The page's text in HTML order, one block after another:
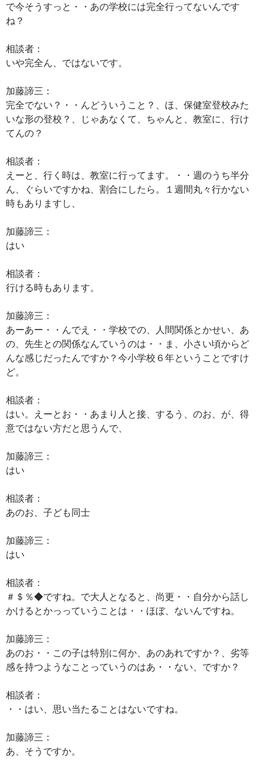
で今そうすっと・・あの学校には完全行ってないんです
ね？
相談者：
いや完全ん、ではないです。
加藤諦三：
完全でない？・・んどういうこと？、ほ、保健室登校みた
いな形の登校？、じゃあなくて、ちゃんと、教室に、行け
てんの？
相談者：
えーと、行く時は、教室に行ってます。・・週のうち半分
ん、ぐらいですかね、割合にしたら。１週間丸々行かない
時もありますし、
加藤諦三：
はい
相談者：
行ける時もあります。
加藤諦三：
あーあー・・んでえ・・学校での、人間関係とかせい、あ
の、先生との関係なんていうのは・・ま、小さい頃からど
んな感じだったんですか？今小学校６年ということですけ
ど。
相談者：
はい。えーとお・・あまり人と接、するう、のお、が、得
意ではない方だと思うんで、
加藤諦三：
はい
相談者：
あのお、子ども同士
加藤諦三：
はい
相談者：
＃＄％◆ですね。で大人となると、尚更・・自分から話し
かけるとかっっていうことは・・ほぼ、ないんですね。
加藤諦三：
あのお・・この子は特別に何か、あのあれですか？、劣等
感を持つようなことっていうのはあ・・ない、ですか？
相談者：
・・はい、思い当たることはないですね。
加藤諦三：
あ、そうですか。